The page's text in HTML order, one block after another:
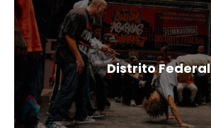
Distrito Federal